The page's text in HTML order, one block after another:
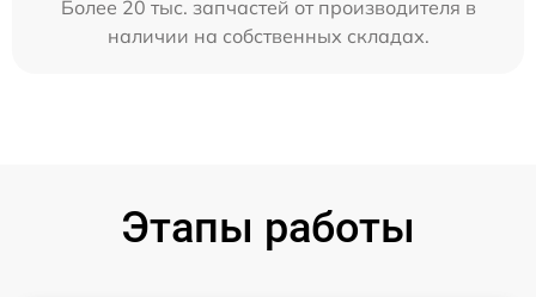
Более 20 тыс. запчастей от производителя в
наличии на собственных складах.
Этапы работы